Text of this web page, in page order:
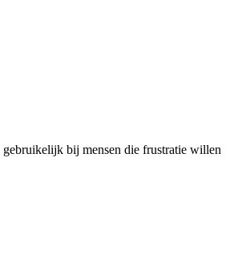
gebruikelijk bij mensen die frustratie willen